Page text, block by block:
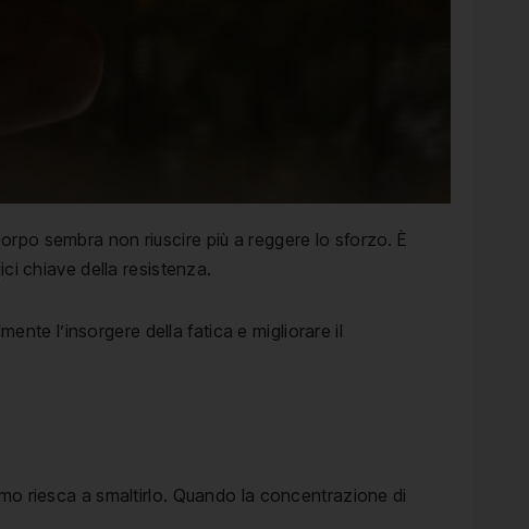
sembra non riuscire più a reggere lo sforzo. È
chiave della resistenza.
l’insorgere della fatica e migliorare il
riesca a smaltirlo. Quando la concentrazione di